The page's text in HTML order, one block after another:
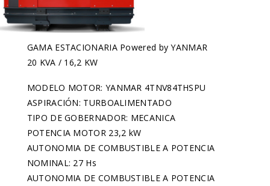
GAMA ESTACIONARIA Powered by YANMAR
20 KVA / 16,2 KW
MODELO MOTOR: YANMAR 4TNV84THSPU
ASPIRACIÓN: TURBOALIMENTADO
TIPO DE GOBERNADOR: MECANICA
POTENCIA MOTOR 23,2 kW
AUTONOMIA DE COMBUSTIBLE A POTENCIA
NOMINAL: 27 Hs
AUTONOMIA DE COMBUSTIBLE A POTENCIA